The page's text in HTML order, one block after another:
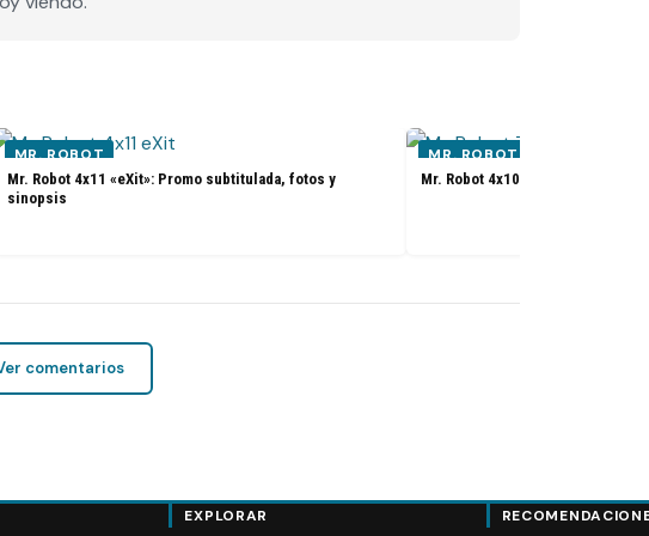
MR. ROBOT
Mr. Robot 4x11 «eXit»: Promo subtitulada, fotos y
sinopsis
MR. ROBOT
Mr. Robot 4x10 «Gone»: Promo y
comentarios
EXPLORAR